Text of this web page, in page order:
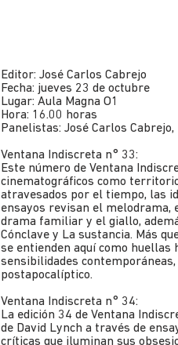
Editor: José Carlos Cabrejo
Fecha: jueves 23 de octubre
Lugar: Aula Magna O1
Hora: 16.00 horas
Panelistas: José Carlos
Ventana Indiscreta n° 33:
Este número de Ventana
cinematográficos como
atravesados por el tiempo, las
ensayos revisan el melodrama,
drama familiar y el giallo,
Cónclave y La sustancia. Más
se entienden aquí como huellas
sensibilidades
postapocalíptico.
Ventana Indiscreta n° 34:
La edición 34 de Ventana
de David Lynch a través de
críticas que iluminan sus